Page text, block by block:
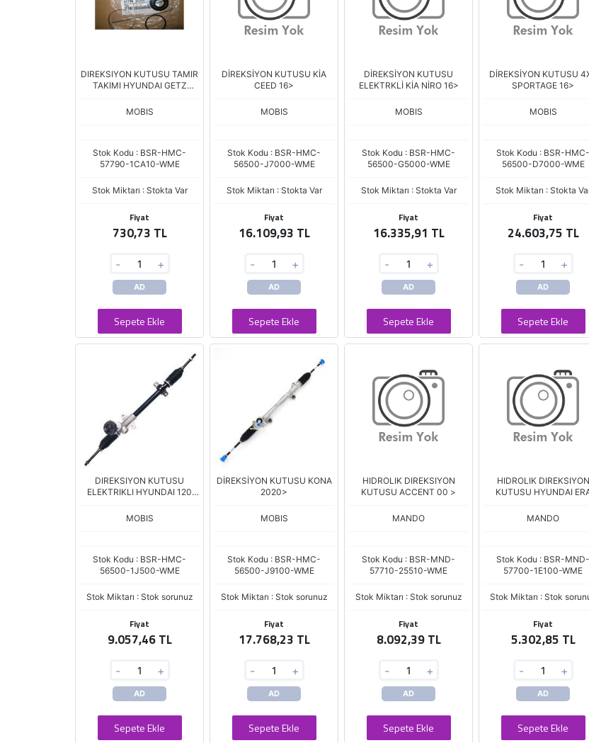
DIREKSIYON KUTUSU TAMIR
TAKIMI HYUNDAI GETZ
MOBIS
Stok Kodu : BSR-HMC-
57790-1CA10-WME
Stok Miktarı : Stokta Var
Fiyat
730,73 TL
- +
AD
Sepete Ekle
DİREKSİYON KUTUSU KİA
CEED 16>
MOBIS
Stok Kodu : BSR-HMC-
56500-J7000-WME
Stok Miktarı : Stokta Var
Fiyat
16.109,93 TL
- +
AD
Sepete Ekle
DİREKSİYON KUTUSU
ELEKTRKLİ KİA NİRO 16>
MOBIS
Stok Kodu : BSR-HMC-
56500-G5000-WME
Stok Miktarı : Stokta Var
Fiyat
16.335,91 TL
- +
AD
Sepete Ekle
DİREKSİYON KUTUSU
SPORTAGE 16>
MOBIS
Stok Kodu : BSR-HMC-
56500-D7000-WME
Stok Miktarı : Stokta
Fiyat
24.603,75 TL
- +
AD
Sepete Ekle
DIREKSIYON KUTUSU
ELEKTRIKLI HYUNDAI 120
MOBIS
Stok Kodu : BSR-HMC-
56500-1J500-WME
Stok Miktarı : Stok sorunuz
Fiyat
9.057,46 TL
- +
AD
Sepete Ekle
DİREKSİYON KUTUSU KONA
2020>
MOBIS
Stok Kodu : BSR-HMC-
56500-J9100-WME
Stok Miktarı : Stok sorunuz
Fiyat
17.768,23 TL
- +
AD
Sepete Ekle
HIDROLIK DIREKSIYON
KUTUSU ACCENT 00 >
MANDO
Stok Kodu : BSR-MND-
57710-25510-WME
Stok Miktarı : Stok sorunuz
Fiyat
8.092,39 TL
- +
AD
Sepete Ekle
HIDROLIK DIREKSIYON
KUTUSU HYUNDAI
MANDO
Stok Kodu : BSR-MND-
57700-1E100-WME
Stok Miktarı : Stok
Fiyat
5.302,85 TL
- +
AD
Sepete Ekle